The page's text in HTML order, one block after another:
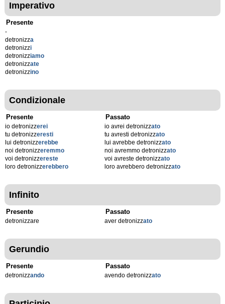
Imperativo
Presente
-
detronizza
detronizzi
detronizziamo
detronizzate
detronizzino
Condizionale
Presente
io detronizzerei
tu detronizzeresti
lui detronizzerebbe
noi detronizzeremmo
voi detronizzereste
loro detronizzerebbero
Passato
io avrei detronizzato
tu avresti detronizzato
lui avrebbe detronizzato
noi avremmo detronizzato
voi avreste detronizzato
loro avrebbero detronizzato
Infinito
Presente
detronizzare
Passato
aver detronizzato
Gerundio
Presente
detronizzando
Passato
avendo detronizzato